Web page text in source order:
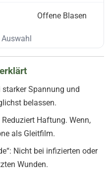
Offene Blasen
starker Spannung und
belassen.
Reduziert Haftung. Wenn,
als Gleitfilm.
Nicht bei infizierten oder
Wunden.